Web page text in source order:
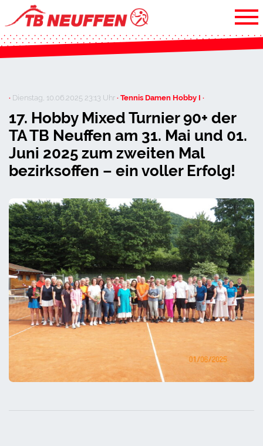
· Dienstag, 10.06.2025 23:13 Uhr· Tennis Damen Hobby I ·
17. Hobby Mixed Turnier 90+ der
TA TB Neuffen am 31. Mai und 01.
Juni 2025 zum zweiten Mal
bezirksoffen – ein voller Erfolg!